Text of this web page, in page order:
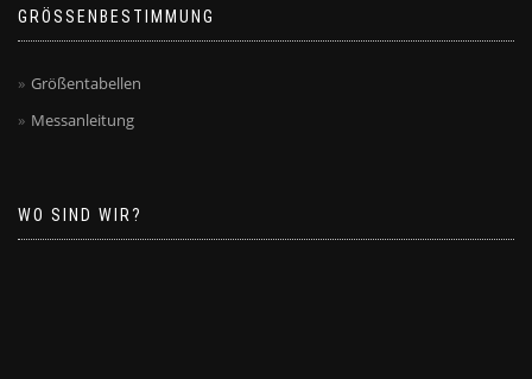
GRÖSSENBESTIMMUNG
Größentabellen
Messanleitung
WO SIND WIR?